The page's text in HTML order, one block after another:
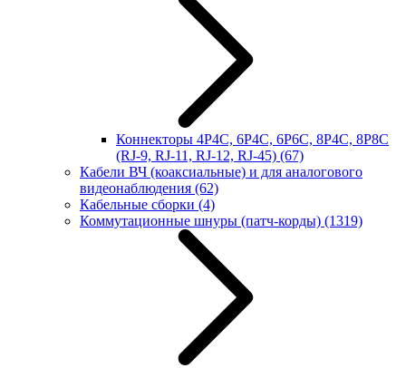
Коннекторы 4P4C, 6P4C, 6P6C, 8P4C, 8P8C
(RJ-9, RJ-11, RJ-12, RJ-45) (67)
Кабели ВЧ (коаксиальные) и для аналогового
видеонаблюдения (62)
Кабельные сборки (4)
Коммутационные шнуры (патч-корды) (1319)